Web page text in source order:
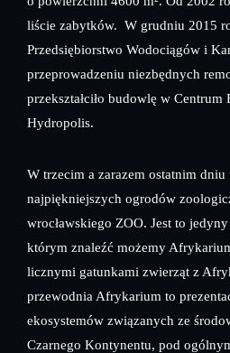
liście zabytków. W grudniu 2015
Przedsiębiorstwo Wodociągów i
przeprowadzeniu niezbędnych
przekształciło budowlę w
Hydropolis.
W trzecim a zarazem ostatnim
najpiękniejszych ogrodów
wrocławskiego ZOO. Jest to
którym znaleźć możemy
licznymi gatunkami zwierząt z
przewodnia Afrykarium to
ekosystemów związanych ze
Czarnego Kontynentu, pod